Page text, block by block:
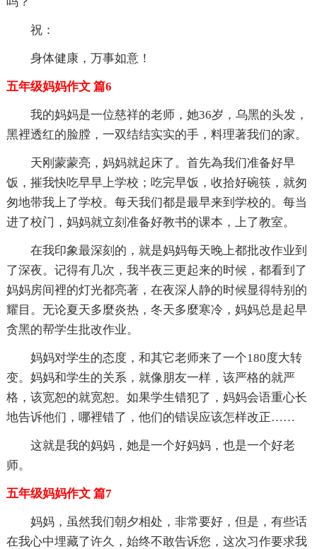
祝：
身体健康，万事如意！
五年级妈妈作文 篇6
我的妈妈是一位慈祥的老师，她36岁，乌黑的头发，
黑裡透红的脸膛，一双结结实实的手，料理著我们的家。
天刚蒙蒙亮，妈妈就起床了。首先為我们准备好早
饭，摧我快吃早早上学校；吃完早饭，收拾好碗筷，就匆
匆地带我上了学校。每天我们都是最早来到学校的。每当
进了校门，妈妈就立刻准备好教书的课本，上了教室。
在我印象最深刻的，就是妈妈每天晚上都批改作业到
了深夜。记得有几次，我半夜三更起来的时候，都看到了
妈妈房间裡的灯光都亮著，在夜深人静的时候显得特别的
耀目。无论夏天多麼炎热，冬天多麼寒冷，妈妈总是起早
贪黑的帮学生批改作业。
妈妈对学生的态度，和其它老师来了一个180度大转
变。妈妈和学生的关系，就像朋友一样，该严格的就严
格，该宽恕的就宽恕。如果学生错犯了，妈妈会语重心长
地告诉他们，哪裡错了，他们的错误应该怎样改正……
这就是我的妈妈，她是一个好妈妈，也是一个好老
师。
五年级妈妈作文 篇7
妈妈，虽然我们朝夕相处，非常要好，但是，有些话
在我心中埋藏了许久，始终不敢告诉您，这次习作要求我